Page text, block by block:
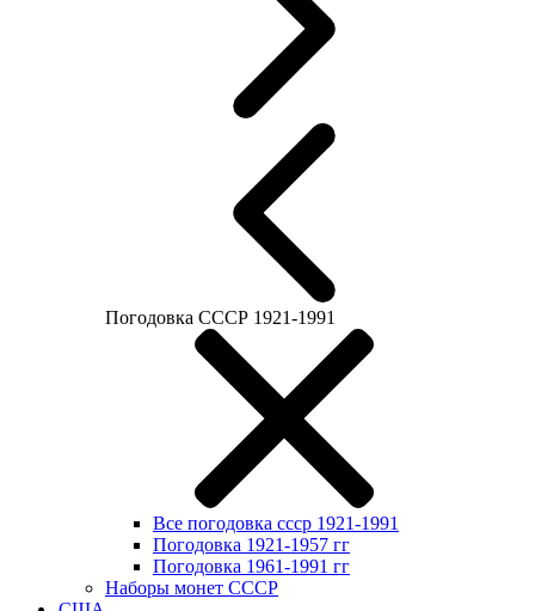
Погодовка СССР 1921-1991
Все погодовка ссср 1921-1991
Погодовка 1921-1957 гг
Погодовка 1961-1991 гг
Наборы монет СССР